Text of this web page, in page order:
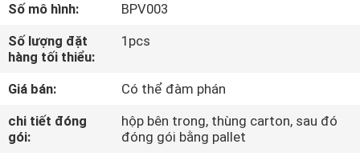
CHUYẾN
THAM
QUAN
NHÀ
Số mô hình:
BPV003
Số lượng đặt
hàng tối thiểu:
1pcs
Giá bán:
Có thể đàm phán
chi tiết đóng
gói:
hộp bên trong, thùng carton, sau đó
đóng gói bằng pallet